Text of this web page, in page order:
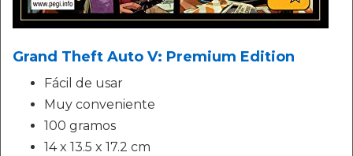
Grand Theft Auto V: Premium Edition
Fácil de usar
Muy conveniente
100 gramos
14 x 13.5 x 17.2 cm